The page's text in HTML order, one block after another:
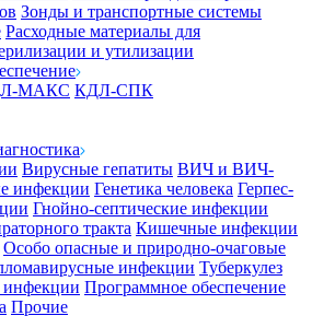
Зонды и транспортные системы
Расходные материалы для
и утилизации
МАКС КДЛ-СПК
Вирусные гепатиты ВИЧ и ВИЧ-
инфекции Генетика человека Герпес-
Гнойно-септические инфекции
тракта Кишечные инфекции
Особо опасные и природно-очаговые
инфекции Туберкулез
инфекции Программное обеспечение
Прочие